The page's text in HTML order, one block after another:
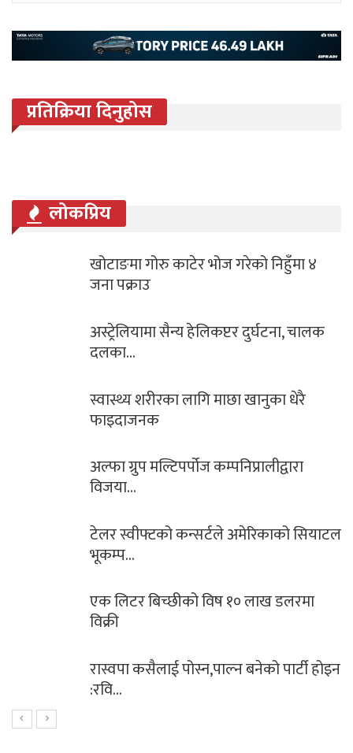
प्रतिक्रिया दिनुहोस
लोकप्रिय
खोटाङमा गोरु काटेर भोज गरेको निहुँमा ४
जना पक्राउ
अस्ट्रेलियामा सैन्य हेलिकप्टर दुर्घटना, चालक
दलका…
स्वास्थ्य शरीरका लागि माछा खानुका धेरै
फाइदाजनक
अल्फा ग्रुप मल्टिपर्पोज कम्पनिप्रालीद्वारा
विजया…
टेलर स्वीफ्टको कन्सर्टले अमेरिकाको सियाटल
भूकम्प…
एक लिटर बिच्छीको विष १० लाख डलरमा
विक्री
रास्वपा कसैलाई पोस्न,पाल्न बनेको पार्टी होइन
:रवि…